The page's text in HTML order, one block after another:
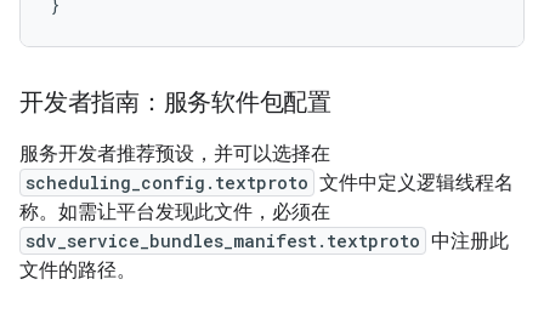
开发者指南：服务软件包配置
服务开发者推荐预设，并可以选择在
scheduling_config.textproto 文件中定义逻辑线程名
称。如需让平台发现此文件，必须在
sdv_service_bundles_manifest.textproto 中注册此
文件的路径。